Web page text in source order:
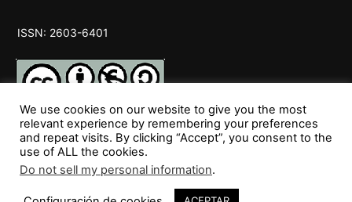
ISSN: 2603-6401
SÍGUENOS
We use cookies on our website to give you the most
relevant experience by remembering your preferences
and repeat visits. By clicking “Accept”, you consent to the
use of ALL the cookies.
Do not sell my personal information.